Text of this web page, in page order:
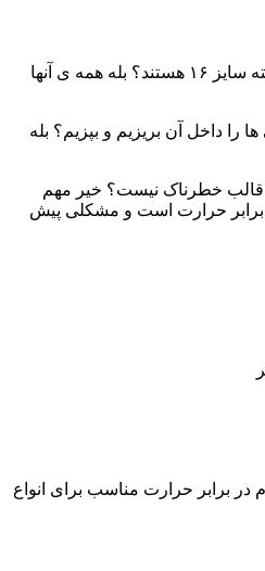
1. تمام ۵۰ قالب های درون بسته سایز ۱۶ هستند؟ بله همه ی آنها
آن بریزیم و بپزیم؟ بله
نیست؟ خیر مهم
است و مشکلی پیش
مناسب برای انواع